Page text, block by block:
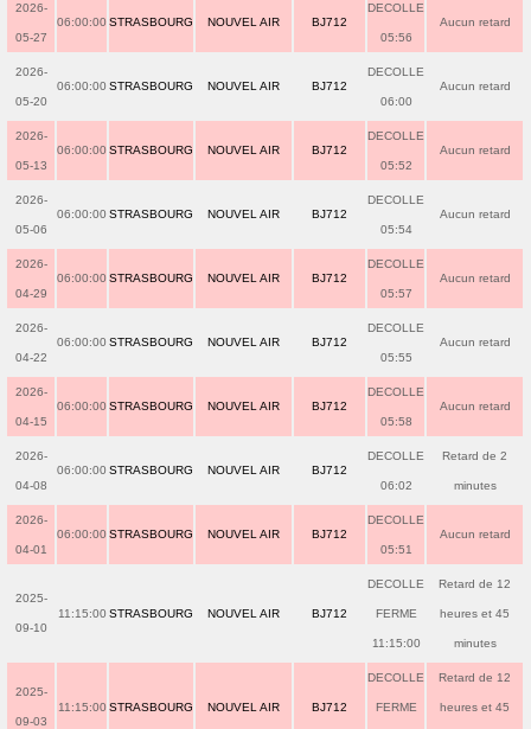
2026-
05-27
06:00:00 STRASBOURG NOUVEL AIR BJ712
DECOLLE
05:56
Aucun retard
2026-
05-20
06:00:00 STRASBOURG NOUVEL AIR BJ712
DECOLLE
06:00
Aucun retard
2026-
05-13
06:00:00 STRASBOURG NOUVEL AIR BJ712
DECOLLE
05:52
Aucun retard
2026-
05-06
06:00:00 STRASBOURG NOUVEL AIR BJ712
DECOLLE
05:54
Aucun retard
2026-
04-29
06:00:00 STRASBOURG NOUVEL AIR BJ712
DECOLLE
05:57
Aucun retard
2026-
04-22
06:00:00 STRASBOURG NOUVEL AIR BJ712
DECOLLE
05:55
Aucun retard
2026-
04-15
06:00:00 STRASBOURG NOUVEL AIR BJ712
DECOLLE
05:58
Aucun retard
2026-
04-08
06:00:00 STRASBOURG NOUVEL AIR BJ712
DECOLLE
06:02
Retard de 2
minutes
2026-
04-01
06:00:00 STRASBOURG NOUVEL AIR BJ712
DECOLLE
05:51
Aucun retard
2025-
09-10
11:15:00 STRASBOURG NOUVEL AIR BJ712
DECOLLE
FERME
11:15:00
Retard de 12
heures et 45
minutes
2025-
09-03
11:15:00 STRASBOURG NOUVEL AIR BJ712
DECOLLE
FERME
Retard de 12
heures et 45